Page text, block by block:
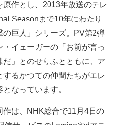
作とし、2013年放送のテレ
Seasonまで10年にわたり
の巨人」シリーズ。PV第2弾
イェーガーの「お前が言っ
」とのせりふとともに、ア
るかつての仲間たちがエレ
なっています。
は、NHK総合で11月4日の